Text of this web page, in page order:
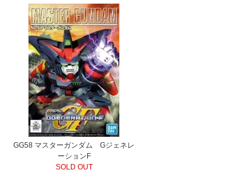
GG58 マスターガンダム Gジェネレ
ーションF
SOLD OUT